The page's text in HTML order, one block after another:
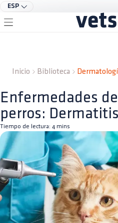
ESP
Inicio Biblioteca
Enfermedades
perros:
Tiempo de lectura: 4 mins